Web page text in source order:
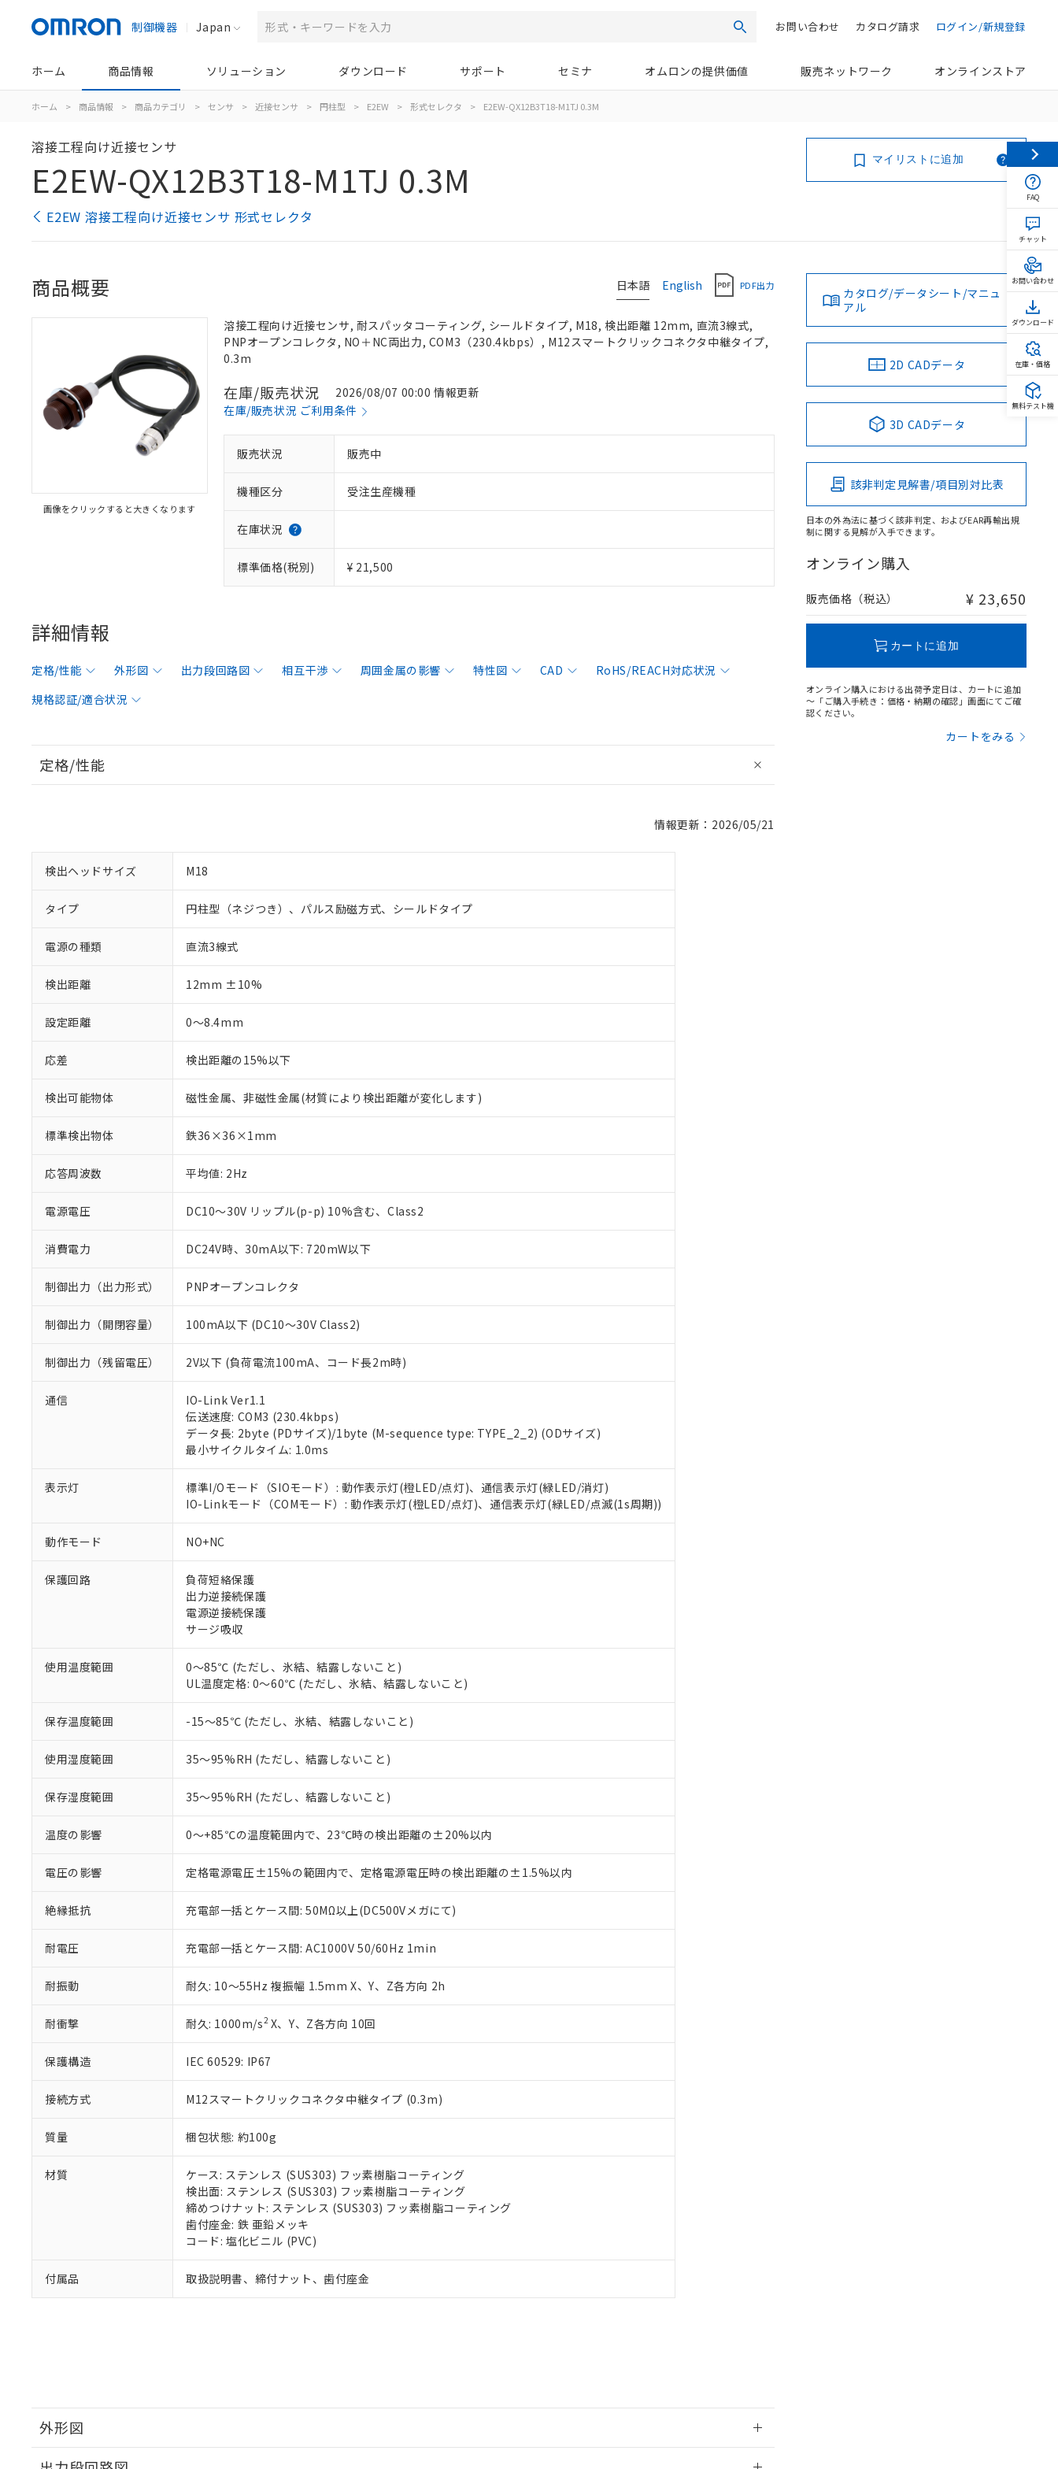
制御機器 Japan 検索 ログイン/新規登録
カタログ請求
お問い合わせ
ホーム 商品情報 ソリューション ダウンロード サポート セミナ オムロンの提供価値 販売ネットワーク オンラインストア
ホーム > 商品情報 > 商品カテゴリ > センサ > 近接センサ > 円柱型 > E2EW > 形式セレクタ > E2EW-QX12B3T18-M1TJ 0.3M
溶接工程向け近接センサ
E2EW-QX12B3T18-M1TJ 0.3M
E2EW 溶接工程向け近接センサ 形式セレクタ
マイリストに追加
日本語 English PDF出力
商品概要
画像をクリックすると大きくなります
溶接工程向け近接センサ, 耐スパッタコーティング, シールドタイプ, M18, 検出距離 12mm, 直流3線式,
PNPオープンコレクタ, NO＋NC両出力, COM3（230.4kbps）, M12スマートクリックコネクタ中継タイプ,
0.3m
在庫/販売状況
2026/08/07 00:00 情報更新
在庫/販売状況 ご利用条件
販売状況 販売中
機種区分 受注生産機種
在庫状況
標準価格(税別) ¥ 21,500
詳細情報
定格/性能 外形図 出力段回路図 相互干渉 周囲金属の影響 特性図 CAD
RoHS/REACH対応状況
規格認証/適合状況
定格/性能
情報更新：2026/05/21
検出ヘッドサイズ M18
タイプ 円柱型（ネジつき）、パルス励磁方式、シールドタイプ
電源の種類 直流3線式
検出距離 12mm ±10%
設定距離 0～8.4mm
応差 検出距離の15%以下
検出可能物体 磁性金属、非磁性金属(材質により検出距離が変化します)
標準検出物体 鉄36×36×1mm
応答周波数 平均値: 2Hz
電源電圧 DC10～30V リップル(p-p) 10%含む、Class2
消費電力 DC24V時、30mA以下: 720mW以下
制御出力（出力形式） PNPオープンコレクタ
制御出力（開閉容量） 100mA以下 (DC10～30V Class2)
制御出力（残留電圧） 2V以下 (負荷電流100mA、コード長2m時)
通信
IO-Link Ver1.1
伝送速度: COM3 (230.4kbps)
データ長: 2byte (PDサイズ)/1byte (M-sequence type: TYPE_2_2) (ODサイズ)
最小サイクルタイム: 1.0ms
表示灯
標準I/Oモード（SIOモード）: 動作表示灯(橙LED/点灯)、通信表示灯(緑LED/消灯)
IO-Linkモード（COMモード）: 動作表示灯(橙LED/点灯)、通信表示灯(緑LED/点滅(1s周期))
動作モード NO+NC
保護回路
負荷短絡保護
出力逆接続保護
電源逆接続保護
サージ吸収
使用温度範囲
0～85℃ (ただし、氷結、結露しないこと)
UL温度定格: 0～60℃ (ただし、氷結、結露しないこと)
保存温度範囲 -15～85℃ (ただし、氷結、結露しないこと)
使用湿度範囲 35～95%RH (ただし、結露しないこと)
保存湿度範囲 35～95%RH (ただし、結露しないこと)
温度の影響 0～+85℃の温度範囲内で、23℃時の検出距離の±20%以内
電圧の影響 定格電源電圧±15%の範囲内で、定格電源電圧時の検出距離の±1.5%以内
絶縁抵抗 充電部一括とケース間: 50MΩ以上(DC500Vメガにて)
耐電圧 充電部一括とケース間: AC1000V 50/60Hz 1min
耐振動 耐久: 10～55Hz 複振幅 1.5mm X、Y、Z各方向 2h
耐衝撃 耐久: 1000m/s2X、Y、Z各方向 10回
保護構造 IEC 60529: IP67
接続方式 M12スマートクリックコネクタ中継タイプ (0.3m)
質量 梱包状態: 約100g
材質
ケース: ステンレス (SUS303) フッ素樹脂コーティング
検出面: ステンレス (SUS303) フッ素樹脂コーティング
締めつけナット: ステンレス (SUS303) フッ素樹脂コーティング
歯付座金: 鉄 亜鉛メッキ
コード: 塩化ビニル (PVC)
付属品 取扱説明書、締付ナット、歯付座金
外形図
カタログ/データシート/マニュ
アル
2D CADデータ
3D CADデータ
該非判定見解書/項目別対比表
日本の外為法に基づく該非判定、およびEAR再輸出規
制に関する見解が入手できます。
オンライン購入
販売価格（税込） ¥ 23,650
カートに追加
オンライン購入における出荷予定日は、カートに追加
～「ご購入手続き：価格・納期の確認」画面にてご確
認ください。
カートをみる
ご利用条件
以下の条件をお読みいただき、同意のうえご利用ください。
正式な納期状況および標準価格はお客様のお取引先、またはお客様担当のオムロン制御機器販売店・
当社販売員にご相談ください。
オムロン制御機器販売店や当社販売拠点は「
在庫状況および標準価格結果を当社の事前の承諾なく第三者に漏洩または開示しないようお願いしま
す。
マイパーツ機能（部品リスト作成サービス）をご利用いただくには、I-Webメンバーズにご登録され
ている必要があります。
お客様が当ウェブサイト上で当社にご登録された部品リストについて、当社および当社の共同利用者
さい。
※当社の共同利用者とは、"個人情報の共同利用に関して"
の「1.共同利用者の範囲」に記載されて
いる法人を指します。
対応済み：EU RoHS指令（10物質）の非含有に対応した製品が提供可能な商品です。
対応予定：EU RoHS指令（10物質）の非含有に対応した製品に切り替える予定のある商品です。
対応予定なし：EU RoHS指令（10物質）の非含有に非対応の商品で、対応品を出す予定はありません。
調査・確認中：EU RoHS指令（10物質）の非含有の対応状況を調査中または確認中の商品です。
非該当品：ライセンス料など無形物で、有害物質有無と関係のない商品です。
仕入先様の事情により、非含有部品としていたものが、含有品と判明した場合などやむを得ず変更すること
があります。
六価クロム(Cr(Ⅵ)) 1000ppm以下、ポリ臭化ビフェニル類(PBB) 1000ppm以下、ポリ臭化ジフェニルエーテル類(PBDE) 1000ppm以下、
フタル酸ビス(2-エチルヘキシル) (DEHP)(別名：DOP) 1000ppm以下、フタル酸ブチルベンジル（BBP） 1000ppm以下、フタル酸ジブチ
ル（DBP） 1000ppm以下、フタル酸ジイソブチル (DIBP) 1000ppm以下
但し、RoHS指令で産業用監視および制御機器に対する適用除外項目は除く。
※2 対応予定月
部品在庫の切り替え状況などにより、予定月が前後することがあります。
※3 非含有証明書ダウンロード
下記の非含有証明書をダウンロードすることができます。
EU RoHS指令（10物質）の非含有証明書
51物質の非含有証明書（当社基準）
※本証明書は発行日時点で非含有を証明するもので、過去に遡って非含有を証明するものではありません。
また、RoHS指令のフタル酸エステル類４物質の対応では、対応完了までの期間は出荷製品に未対応品が
混在することから備考欄に対応日を記載しておりました。
既に当社にて対応品への在庫切替を完了していることから、特段のことがない限り、2022年1月12日よ
※1 中国RoHS○×表
「－」：未確認です。当社販売部門へお問い合わせください。
*中国RoHS10物質の基準値 (GB/T26572)：
Pb(鉛) :1000ppm、 Hg(水銀) : 1000ppm、 Cd(カドミウム) : 100ppm、
Cr(Ⅵ)(六価クロム) : 1000ppm、 PBBs(ポリ臭化ビフェニル類) : 1000ppm、 PBDEs(ポリ臭化ジフェニルエーテル類) : 1000ppm、
DEHP(フタル酸ビス(2-エチルヘキシル)) : 1000ppm
※2 環境保護使用期限
「ｅ」：有害物質（10物質）のすべてが基準値以下であることを示します。
「10」：通常の使用状況下において有害物質が外部に漏えいし、環境に深刻な影響を及ぼさない年数を意
味します。
「－」：未確認です。当社販売部門へお問い合わせください。
当社は、貴社製品を第三者に販売する場合は、上記1、2および3の内容を当該第三者に通知します。
また当社は、販売先および販売に係わる関係者が違法に輸出するおそれがある場合は、取り引きをい
たしません。
△ 一定数には満たないが在庫あり
機器販売店・当社販売員にご確認ください)
空
白
受注生産機種、また在庫状況の情報を公開していない機種
FAQ
チャット
お問い合わせ
ダウンロード
在庫・価格
無料テスト機